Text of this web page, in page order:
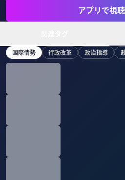
アプリで視
国際情勢 行政改革 政治指導